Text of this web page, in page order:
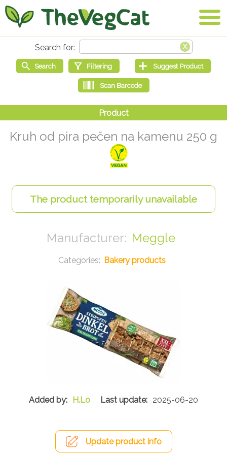
Kruh od pira pečen na kamenu 250 g
Meggle
Bakery products
H.Lo 2025-06-20
Update product info